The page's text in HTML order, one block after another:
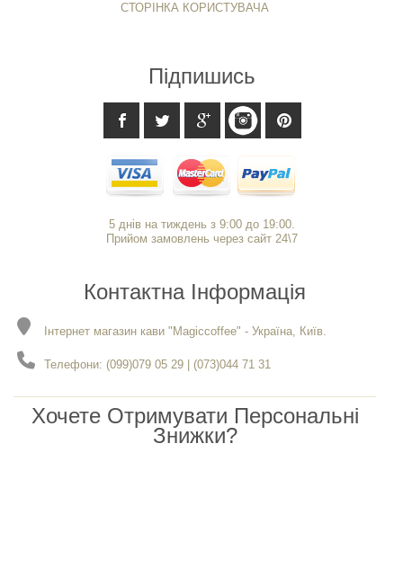
СТОРІНКА КОРИСТУВАЧА
Підпишись
5 днів на тиждень з 9:00 до 19:00.
Прийом замовлень через сайт 24\7
Контактна Інформація
Інтернет магазин кави "Magiccoffee" - Україна, Київ.
Телефони: (099)079 05 29 | (073)044 71 31
Хочете Отримувати Персональні
Знижки?